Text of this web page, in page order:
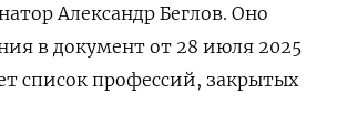
Александр Беглов. Оно
в документ от 28 июля 2025
список профессий, закрытых